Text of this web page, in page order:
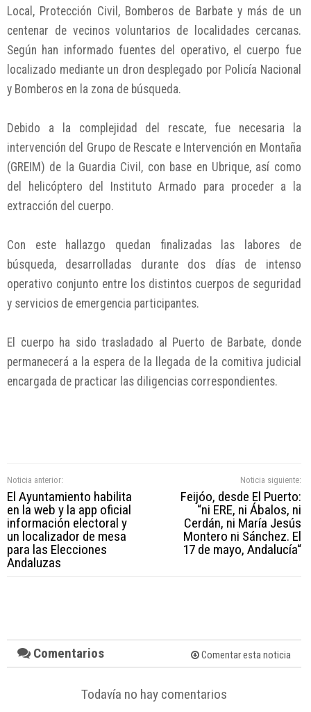
Local, Protección Civil, Bomberos de Barbate y más de un
centenar de vecinos voluntarios de localidades cercanas.
Según han informado fuentes del operativo, el cuerpo fue
localizado mediante un dron desplegado por Policía Nacional
y Bomberos en la zona de búsqueda.
Debido a la complejidad del rescate, fue necesaria la
intervención del Grupo de Rescate e Intervención en Montaña
(GREIM) de la Guardia Civil, con base en Ubrique, así como
del helicóptero del Instituto Armado para proceder a la
extracción del cuerpo.
Con este hallazgo quedan finalizadas las labores de
búsqueda, desarrolladas durante dos días de intenso
operativo conjunto entre los distintos cuerpos de seguridad
y servicios de emergencia participantes.
El cuerpo ha sido trasladado al Puerto de Barbate, donde
permanecerá a la espera de la llegada de la comitiva judicial
encargada de practicar las diligencias correspondientes.
Noticia anterior:
El Ayuntamiento habilita
en la web y la app oficial
información electoral y
un localizador de mesa
para las Elecciones
Andaluzas
Noticia siguiente:
Feijóo, desde El Puerto:
“ni ERE, ni Ábalos, ni
Cerdán, ni María Jesús
Montero ni Sánchez. El
17 de mayo, Andalucía“
Comentarios Comentar esta noticia
Todavía no hay comentarios